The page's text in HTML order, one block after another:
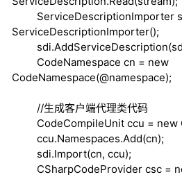
ServiceDescriptionImporter
ServiceDescriptionImporter();
CodeNamespace cn = new
CodeNamespace(@namespace);
//生成客户端代理类代码
CodeCompileUnit ccu = new
ccu.Namespaces.Add(cn);
sdi.Import(cn, ccu);
CSharpCodeProvider csc =